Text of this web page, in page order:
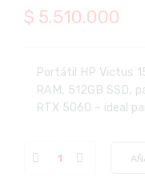
$ 5.510.000
Portátil HP Victus
RAM, 512GB SSD,
RTX 5060 – ideal